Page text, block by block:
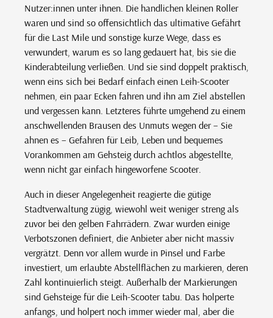
Nutzer:innen unter ihnen. Die handlichen kleinen Roller
waren und sind so offensichtlich das ultimative Gefährt
für die Last Mile und sonstige kurze Wege, dass es
verwundert, warum es so lang gedauert hat, bis sie die
Kinderabteilung verließen. Und sie sind doppelt praktisch,
wenn eins sich bei Bedarf einfach einen Leih-Scooter
nehmen, ein paar Ecken fahren und ihn am Ziel abstellen
und vergessen kann. Letzteres führte umgehend zu einem
anschwellenden Brausen des Unmuts wegen der – Sie
ahnen es – Gefahren für Leib, Leben und bequemes
Vorankommen am Gehsteig durch achtlos abgestellte,
wenn nicht gar einfach hingeworfene Scooter.
Auch in dieser Angelegenheit reagierte die gütige
Stadtverwaltung zügig, wiewohl weit weniger streng als
zuvor bei den gelben Fahrrädern. Zwar wurden einige
Verbotszonen definiert, die Anbieter aber nicht massiv
vergrätzt. Denn vor allem wurde in Pinsel und Farbe
investiert, um erlaubte Abstellflächen zu markieren, deren
Zahl kontinuierlich steigt. Außerhalb der Markierungen
sind Gehsteige für die Leih-Scooter tabu. Das holperte
anfangs, und holpert noch immer wieder mal, aber die